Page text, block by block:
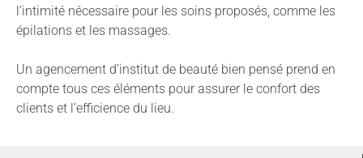
l’intimité nécessaire pour les soins proposés, comme les
épilations et les massages.
Un agencement d’institut de beauté bien pensé prend en
compte tous ces éléments pour assurer le confort des
clients et l’efficience du lieu.